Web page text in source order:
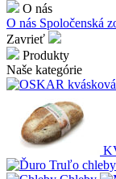
O nás
O nás Spoločenská
Zavrieť
Produkty
Naše kategórie